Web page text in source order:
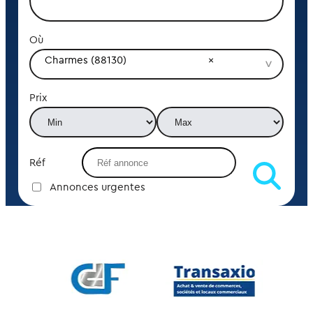
Où
Charmes (88130)
Prix
Réf
Annonces urgentes